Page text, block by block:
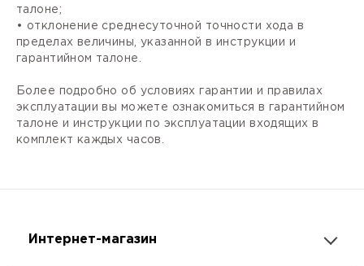
талоне;
• отклонение среднесуточной точности хода в
пределах величины, указанной в инструкции и
гарантийном талоне.
Более подробно об условиях гарантии и правилах
эксплуатации вы можете ознакомиться в гарантийном
талоне и инструкции по эксплуатации входящих в
комплект каждых часов.
Интернет-магазин